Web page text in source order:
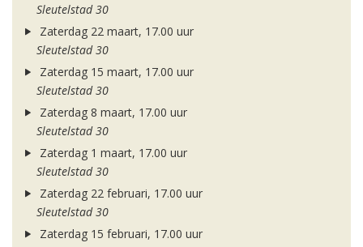
Sleutelstad 30
Zaterdag 22 maart, 17.00 uur
Sleutelstad 30
Zaterdag 15 maart, 17.00 uur
Sleutelstad 30
Zaterdag 8 maart, 17.00 uur
Sleutelstad 30
Zaterdag 1 maart, 17.00 uur
Sleutelstad 30
Zaterdag 22 februari, 17.00 uur
Sleutelstad 30
Zaterdag 15 februari, 17.00 uur